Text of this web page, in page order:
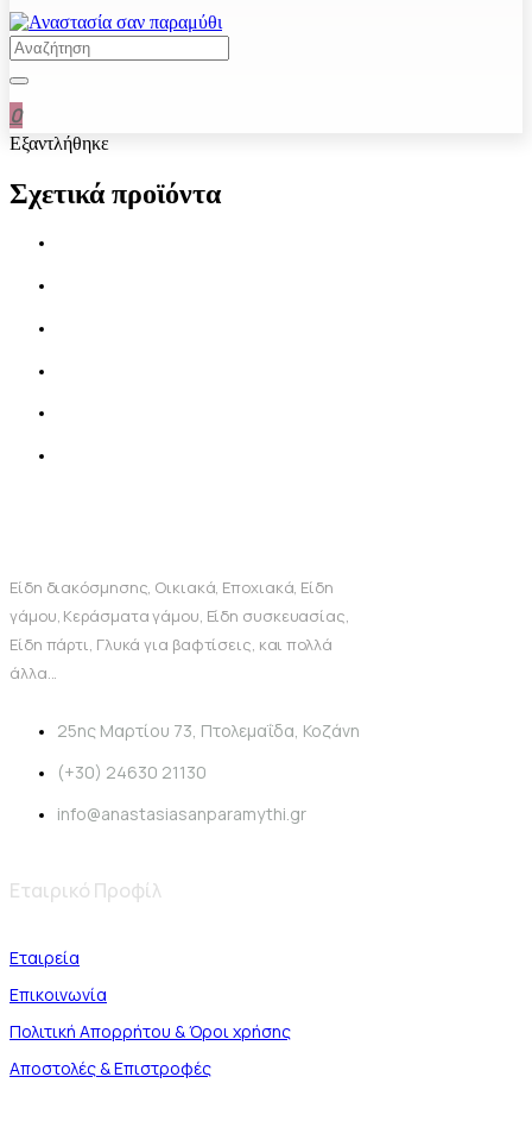
0
Εξαντλήθηκε
Σχετικά προϊόντα
Είδη διακόσμησης, Οικιακά, Εποχιακά, Είδη
γάμου, Κεράσματα γάμου, Είδη συσκευασίας,
Είδη πάρτι, Γλυκά για βαφτίσεις, και πολλά
άλλα...
25ης Μαρτίου 73, Πτολεμαΐδα, Κοζάνη
(+30) 24630 21130
info@anastasiasanparamythi.gr
Εταιρικό Προφίλ
Εταιρεία
Επικοινωνία
Πολιτική Απορρήτου & Όροι χρήσης
Αποστολές & Επιστροφές